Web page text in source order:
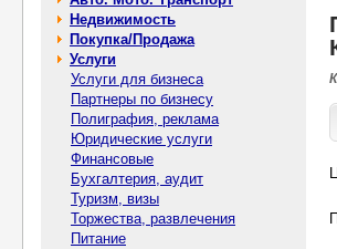
Недвижимость
Покупка/Продажа
Услуги
Услуги для бизнеса
Партнеры по бизнесу
Полиграфия, реклама
Юридические услуги
Финансовые
Бухгалтерия, аудит
Туризм, визы
Торжества, развлечения
Питание